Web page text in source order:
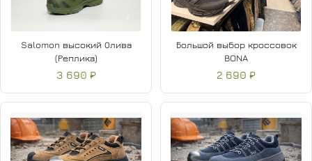
Salomon высокий Олива
(Реплика)
3 690 ₽
Большой выбор кроссовок
BONA
2 690 ₽